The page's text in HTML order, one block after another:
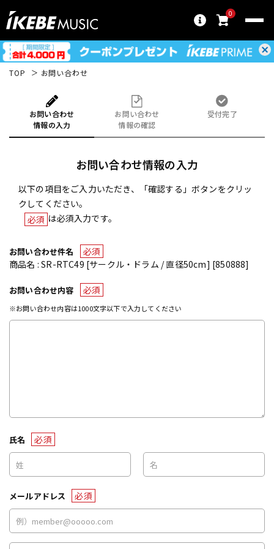
0
TOP お問い合わせ
お問い合わせ
情報の入力
お問い合わせ
情報の確認
受付完了
お問い合わせ情報の入力
以下の項目をご入力いただき、「確認する」ボタンをクリッ
クしてください。
必須 は必須入力です。
お問い合わせ件名
必須
商品名 : SR-RTC49 [サークル・ドラム / 直径50cm] [850888]
お問い合わせ内容 必須
※お問い合わせ内容は1000文字以下で入力してください
氏名 必須
メールアドレス 必須